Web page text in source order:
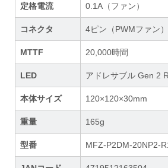
定格電流 0.1A（ファン）
コネクタ 4ピン（PWMファン
MTTF 20,000時間
LED アドレサブル Gen 2
本体サイズ 120×120×30mm
重量 165g
型番 MFZ-P2DM-20NP2-